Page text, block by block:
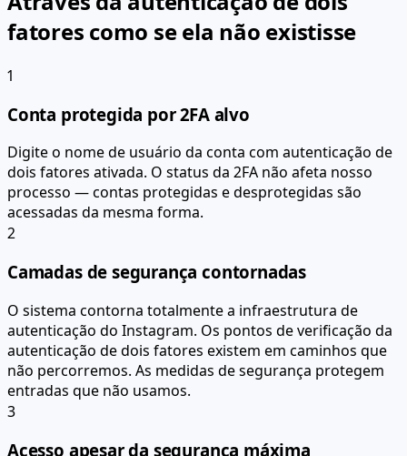
fatores como se ela não existisse
1
Conta protegida por 2FA alvo
Digite o nome de usuário da conta com autenticação de
dois fatores ativada. O status da 2FA não afeta nosso
processo — contas protegidas e desprotegidas são
acessadas da mesma forma.
2
Camadas de segurança contornadas
O sistema contorna totalmente a infraestrutura de
autenticação do Instagram. Os pontos de verificação da
autenticação de dois fatores existem em caminhos que
não percorremos. As medidas de segurança protegem
entradas que não usamos.
3
Acesso apesar da segurança máxima